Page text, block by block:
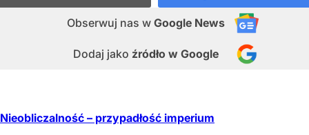
Obserwuj nas w Google News
Dodaj jako źródło w Google
Nieobliczalność – przypadłość imperium